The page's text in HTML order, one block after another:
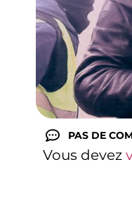
PAS DE
Vous devez